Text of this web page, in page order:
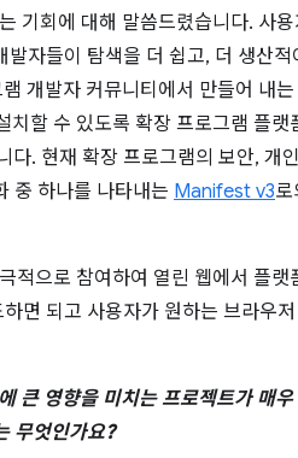
기회에 대해 말씀드렸습니다. 사
자들이 탐색을 더 쉽고, 더 생산
개발자 커뮤니티에서 만들어 내
할 수 있도록 확장 프로그램 플
. 현재 확장 프로그램의 보안, 개
중 하나를 나타내는 Manifest v3
으로 참여하여 열린 웹에서 플랫
면 되고 사용자가 원하는 브라우
영향을 미치는 프로젝트가 매우
무엇인가요?